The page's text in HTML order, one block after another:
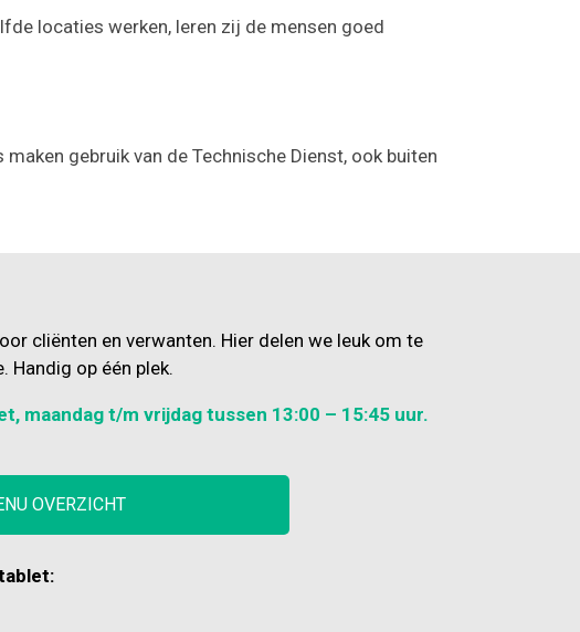
locaties werken, leren zij de mensen goed
gebruik van de Technische Dienst, ook buiten
cliënten en verwanten. Hier delen we leuk om te
op één plek.
maandag t/m vrijdag tussen 13:00 – 15:45 uur.
OVERZICHT